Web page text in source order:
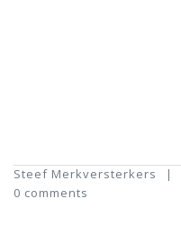
Steef Merkversterkers
0 comments